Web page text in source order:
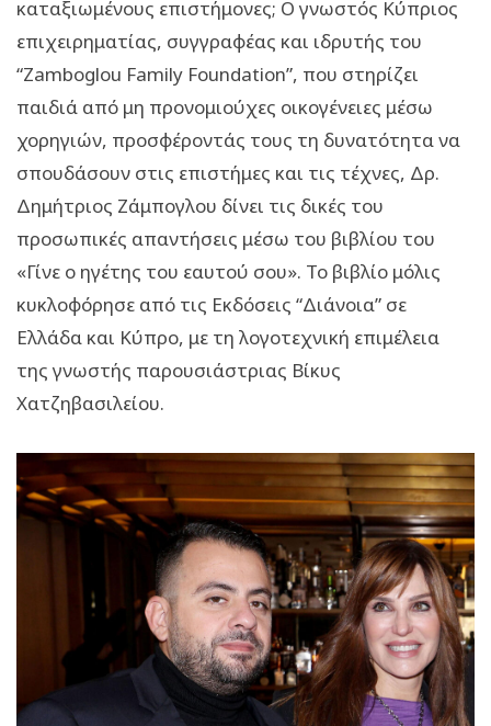
καταξιωμένους επιστήμονες; Ο γνωστός Κύπριος
επιχειρηματίας, συγγραφέας και ιδρυτής του
“Zamboglou Family Foundation”, που στηρίζει
παιδιά από μη προνομιούχες οικογένειες μέσω
χορηγιών, προσφέροντάς τους τη δυνατότητα να
σπουδάσουν στις επιστήμες και τις τέχνες, Δρ.
Δημήτριος Ζάμπογλου δίνει τις δικές του
προσωπικές απαντήσεις μέσω του βιβλίου του
«Γίνε ο ηγέτης του εαυτού σου». Το βιβλίο μόλις
κυκλοφόρησε από τις Εκδόσεις “Διάνοια” σε
Ελλάδα και Κύπρο, με τη λογοτεχνική επιμέλεια
της γνωστής παρουσιάστριας Βίκυς
Χατζηβασιλείου.